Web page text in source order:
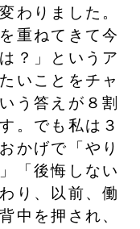
わりました。
重ねてきて今
？」というア
いことをチャ
う答えが８割
。でも私は３
かげで「やり
「後悔しない
り、以前、働
中を押され、